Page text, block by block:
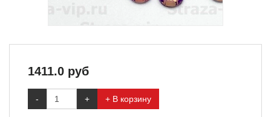
1411.0 руб
- + + В корзину